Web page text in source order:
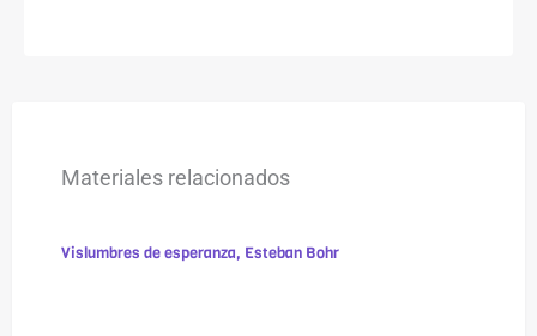
Materiales relacionados
Vislumbres de esperanza, Esteban Bohr